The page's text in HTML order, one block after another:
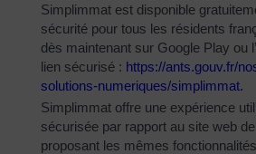
Simplimmat est disponible
sécurité pour tous les résidents
dès maintenant sur Google Play ou
lien sécurisé : https://ants.gouv.fr/
solutions-numeriques/simplimmat.
Simplimmat offre une expérience
sécurisée par rapport au site web de
proposant les mêmes